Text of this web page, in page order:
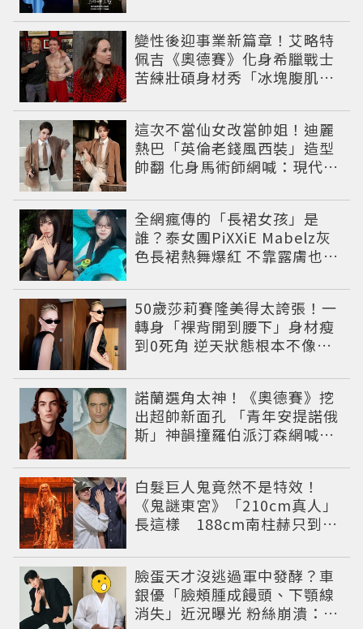
變性後迎事業新篇章！艾略特
佩吉《奧德賽》化身希臘戰士
苦練壯碩身材秀「冰塊腹肌」
這次不當仙女改當帥姐！迪麗
熱巴「英倫老錢風西裝」造型
帥翻 化身馬術師網喊：現代版
全網瘋傳的「長裙女孩」是
誰？泰女團PiXXiE Mabelz灰
色長裙熱舞爆紅 不靠露膚也能
50歲莎莉賽隆美得太誇張！一
轉身「裸背開到腰下」身材瘦
到0死角 逆天狀態根本不像年
諾蘭選角太神！《奧德賽》挖
出超帥新面孔 「青年安提諾俄
斯」神韻撞羅伯派汀森網喊：
白髮巨人鬼竟然不是特效！
《鬼謎東宮》「210cm真人」
長這樣 188cm南柱赫只到他
臉蛋天才沒逃過軍中發酵？車
銀優「臉頰腫成饅頭、下顎線
消失」近況曝光 粉絲崩潰：空